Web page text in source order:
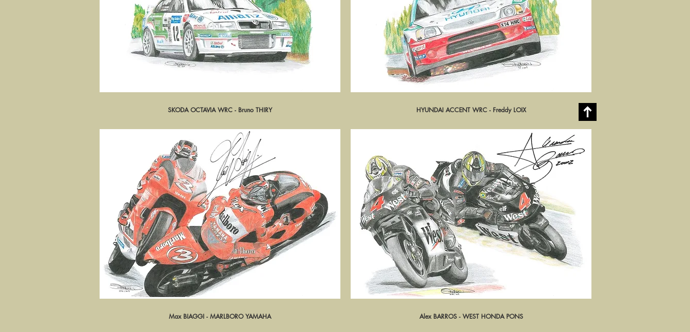
Aperçu rapide
SKODA OCTAVIA WRC - Bruno THIRY Aperçu rapide
HYUNDAI ACCENT WRC - Freddy LOIX
Aperçu rapide
Max BIAGGI - MARLBORO YAMAHA Aperçu rapide
Alex BARROS - WEST HONDA PONS